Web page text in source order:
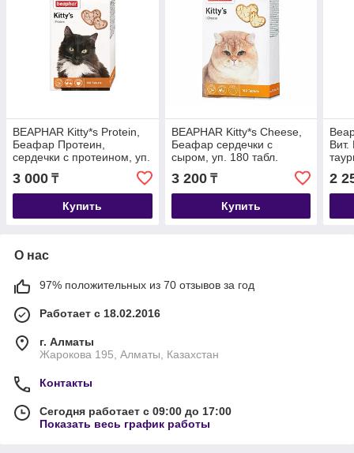
BEAPHAR Kitty*s Protein,
Беафар Протеин,
сердечки с протеином, уп.
180 табл.
3 000 ₸
Купить
BEAPHAR Kitty*s Cheese,
Беафар сердечки с
сыром, уп. 180 табл.
3 200₸
Купить
Вит.
2
О нас
97% положительных из 70 отзывов за год
Работает с 18.02.2016
г. Алматы
Жарокова 195, Алматы, Казахстан
Контакты
Сегодня работает с 09:00 до 17:00
Показать весь график работы